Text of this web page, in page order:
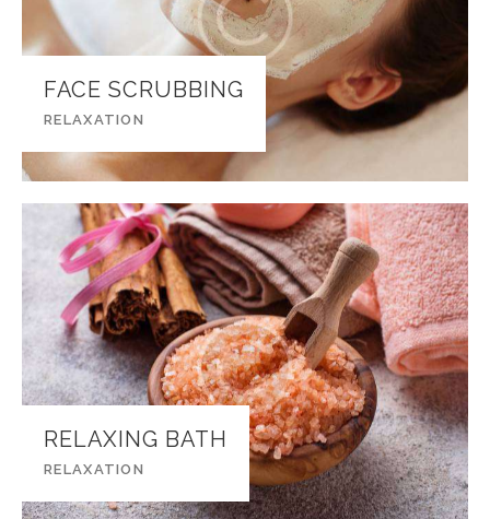
FACE SCRUBBING
RELAXATION
RELAXING BATH
RELAXATION